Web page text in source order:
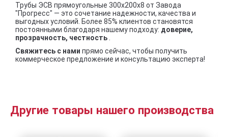
Трубы ЭСВ прямоугольные 300х200х8 от Завода
"Прогресс" — это сочетание надежности, качества и
выгодных условий. Более 85% клиентов становятся
постоянными благодаря нашему подходу: доверие,
прозрачность, честность
Свяжитесь с нами прямо сейчас, чтобы получить
коммерческое предложение и консультацию эксперта!
Другие товары нашего производства